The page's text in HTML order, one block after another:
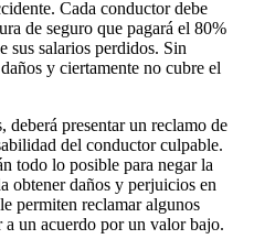
Cada conductor debe
de seguro que pagará el 80%
sus salarios perdidos. Sin
y ciertamente no cubre el
deberá presentar un reclamo de
del conductor culpable.
todo lo posible para negar la
obtener daños y perjuicios en
permiten reclamar algunos
a un acuerdo por un valor bajo.